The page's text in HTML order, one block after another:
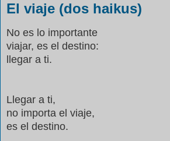
El viaje (dos haikus)
No es lo importante
viajar, es el destino:
llegar a ti.
Llegar a ti,
no importa el viaje,
es el destino.